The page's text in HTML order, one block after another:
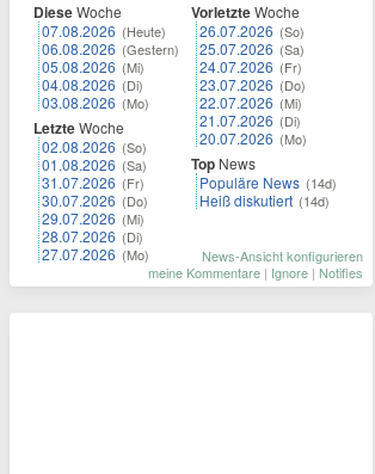
DieseWoche
07.08.2026 (Heute)
06.08.2026 (Gestern)
05.08.2026 (Mi)
04.08.2026 (Di)
03.08.2026 (Mo)
LetzteWoche
02.08.2026 (So)
01.08.2026 (Sa)
31.07.2026 (Fr)
30.07.2026 (Do)
29.07.2026 (Mi)
28.07.2026 (Di)
27.07.2026 (Mo)
VorletzteWoche
26.07.2026 (So)
25.07.2026 (Sa)
24.07.2026 (Fr)
23.07.2026 (Do)
22.07.2026 (Mi)
21.07.2026 (Di)
20.07.2026 (Mo)
Top News
Populäre News (14d)
Heiß diskutiert (14d)
News-Ansicht konfigurieren
meine Kommentare | Ignore | Notifies